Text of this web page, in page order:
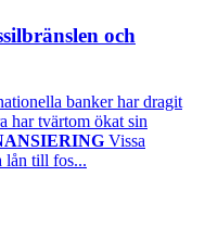
och
banker har dragit
har tvärtom ökat sin
Vissa
lån till fos...